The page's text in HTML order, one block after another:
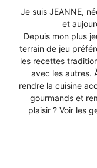
Je suis JEANNE,
et
Depuis mon plus
terrain de jeu
les recettes
avec les autres.
rendre la cuisine
gourmands et
plaisir ? Voir les